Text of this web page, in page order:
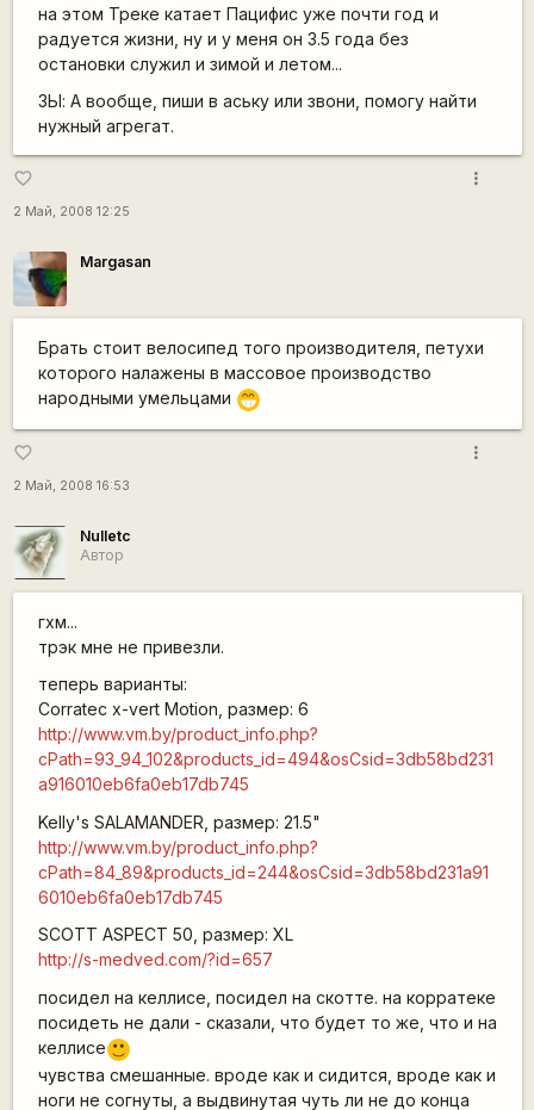
на этом Треке катает Пацифис уже почти год и
радуется жизни, ну и у меня он 3.5 года без
остановки служил и зимой и летом...
ЗЫ: А вообще, пиши в аську или звони, помогу найти
нужный агрегат.
favorite_border
2 Май, 2008 12:25
more_vert
Margasan
Брать стоит велосипед того производителя, петухи
которого налажены в массовое производство
народными умельцами ;D
favorite_border
2 Май, 2008 16:53
more_vert
Nulletc
Автор
гхм...
трэк мне не привезли.
теперь варианты:
Corratec x-vert Motion, размер: 6
http://www.vm.by/product_info.php?
cPath=93_94_102&products_id=494&osCsid=3db58bd231
a916010eb6fa0eb17db745
Kelly's SALAMANDER, размер: 21.5"
http://www.vm.by/product_info.php?
cPath=84_89&products_id=244&osCsid=3db58bd231a91
6010eb6fa0eb17db745
SCOTT ASPECT 50, размер: XL
http://s-medved.com/?id=657
посидел на келлисе, посидел на скотте. на корратеке
посидеть не дали - сказали, что будет то же, что и на
келлисе :)
чувства смешанные. вроде как и сидится, вроде как и
ноги не согнуты, а выдвинутая чуть ли не до конца